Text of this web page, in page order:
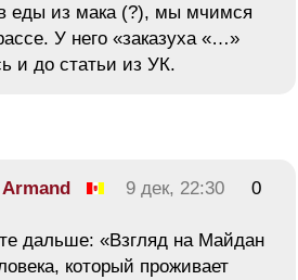
еды из мака (?), мы мчимся
У него «заказуха «…»
и до статьи из УК.
9 дек, 22:30 0
дальше: «Взгляд на Майдан
который проживает